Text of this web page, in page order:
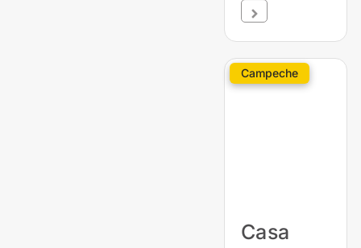
Campeche
Casa